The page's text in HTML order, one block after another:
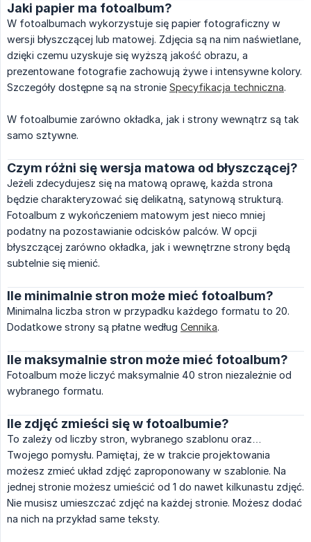
Jaki papier ma fotoalbum?
W fotoalbumach wykorzystuje się papier fotograficzny w
wersji błyszczącej lub matowej. Zdjęcia są na nim naświetlane,
dzięki czemu uzyskuje się wyższą jakość obrazu, a
prezentowane fotografie zachowują żywe i intensywne kolory.
Szczegóły dostępne są na stronie Specyfikacja techniczna.
W fotoalbumie zarówno okładka, jak i strony wewnątrz są tak
samo sztywne.
Czym różni się wersja matowa od błyszczącej?
Jeżeli zdecydujesz się na matową oprawę, każda strona
będzie charakteryzować się delikatną, satynową strukturą.
Fotoalbum z wykończeniem matowym jest nieco mniej
podatny na pozostawianie odcisków palców. W opcji
błyszczącej zarówno okładka, jak i wewnętrzne strony będą
subtelnie się mienić.
Ile minimalnie stron może mieć fotoalbum?
Minimalna liczba stron w przypadku każdego formatu to 20.
Dodatkowe strony są płatne według Cennika.
Ile maksymalnie stron może mieć fotoalbum?
Fotoalbum może liczyć maksymalnie 40 stron niezależnie od
wybranego formatu.
Ile zdjęć zmieści się w fotoalbumie?
To zależy od liczby stron, wybranego szablonu oraz…
Twojego pomysłu. Pamiętaj, że w trakcie projektowania
możesz zmieć układ zdjęć zaproponowany w szablonie. Na
jednej stronie możesz umieścić od 1 do nawet kilkunastu zdjęć.
Nie musisz umieszczać zdjęć na każdej stronie. Możesz dodać
na nich na przykład same teksty.